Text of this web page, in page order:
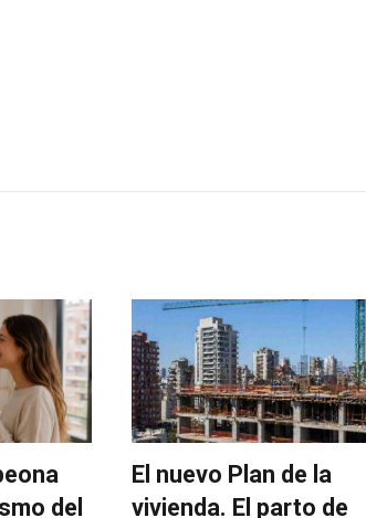
del
El nuevo Plan de la
vivienda. El parto de